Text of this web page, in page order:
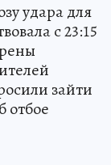
удара для
с 23:15
зайти
отбое